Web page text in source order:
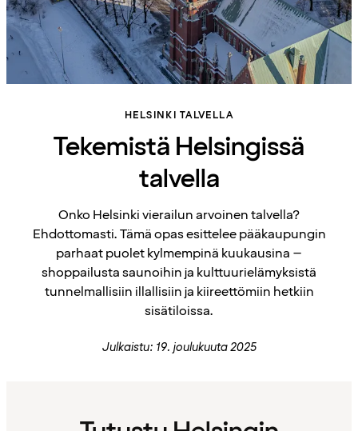
HELSINKI TALVELLA
Tekemistä Helsingissä
talvella
Onko Helsinki vierailun arvoinen talvella?
Ehdottomasti. Tämä opas esittelee pääkaupungin
parhaat puolet kylmempinä kuukausina –
shoppailusta saunoihin ja kulttuurielämyksistä
tunnelmallisiin illallisiin ja kiireettömiin hetkiin
sisätiloissa.
Julkaistu: 19. joulukuuta 2025